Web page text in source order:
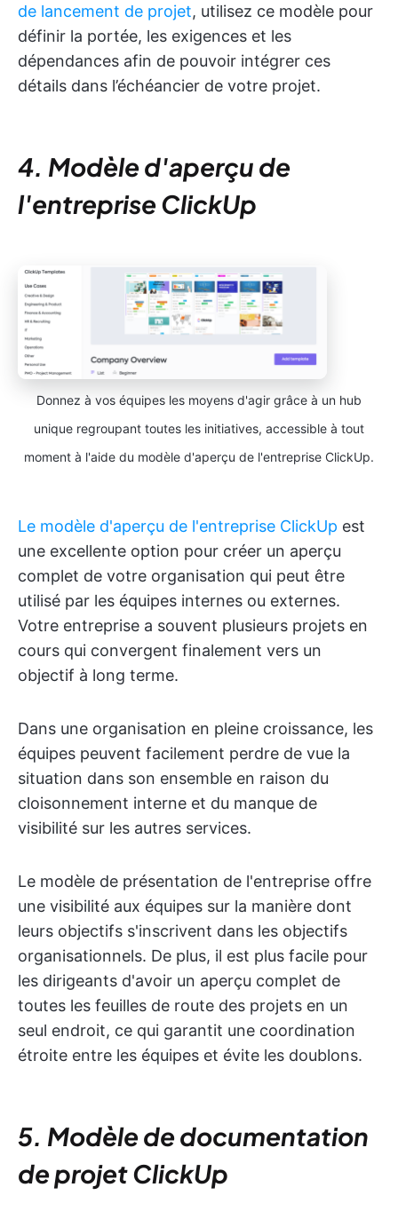
de lancement de projet, utilisez ce modèle pour
définir la portée, les exigences et les
dépendances afin de pouvoir intégrer ces
détails dans l’échéancier de votre projet.
4. Modèle d'aperçu de
l'entreprise ClickUp
Donnez à vos équipes les moyens d'agir grâce à un hub
unique regroupant toutes les initiatives, accessible à tout
moment à l'aide du modèle d'aperçu de l'entreprise ClickUp.
Le modèle d'aperçu de l'entreprise ClickUp est
une excellente option pour créer un aperçu
complet de votre organisation qui peut être
utilisé par les équipes internes ou externes.
Votre entreprise a souvent plusieurs projets en
cours qui convergent finalement vers un
objectif à long terme.
Dans une organisation en pleine croissance, les
équipes peuvent facilement perdre de vue la
situation dans son ensemble en raison du
cloisonnement interne et du manque de
visibilité sur les autres services.
Le modèle de présentation de l'entreprise offre
une visibilité aux équipes sur la manière dont
leurs objectifs s'inscrivent dans les objectifs
organisationnels. De plus, il est plus facile pour
les dirigeants d'avoir un aperçu complet de
toutes les feuilles de route des projets en un
seul endroit, ce qui garantit une coordination
étroite entre les équipes et évite les doublons.
5. Modèle de documentation
de projet ClickUp